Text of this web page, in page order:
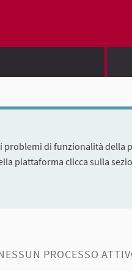
problemi di funzionalità della
piattaforma clicca sulla
PROCESSO